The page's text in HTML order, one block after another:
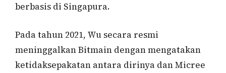
berbasis di Singapura.
Pada tahun 2021, Wu secara resmi
meninggalkan Bitmain dengan mengatakan
ketidaksepakatan antara dirinya dan Micree